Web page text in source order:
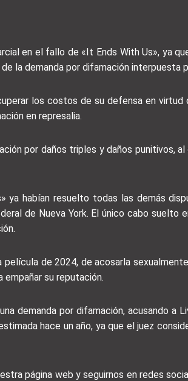
en el fallo de «It Ends With Us», ya
la demanda por difamación interpuesta
los costos de su defensa en
en represalia.
por daños triples y daños punitivos,
ya habían resuelto todas las demás
de Nueva York. El único cabo suelto
película de 2024, de acosarla
su reputación.
demanda por difamación, acusando a
hace un año, ya que el juez
página web y seguirnos en redes